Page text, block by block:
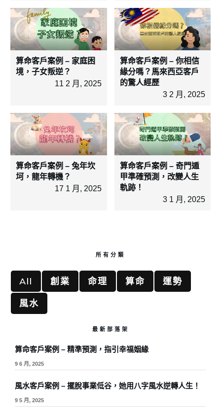
算命客戶案例 – 家庭困
境，子女叛逆？
11 2 月, 2025
算命客戶案例 – 你相信
緣分嗎？馬來西亞客戶
的驚人經歷
3 2 月, 2025
算命客戶案例 – 兔年坎
坷，龍年轉機？
17 1 月, 2025
算命客戶案例 – 奇門遁
甲準確預測，改變人生
軌跡！
3 1 月, 2025
所有分類
All 創業 命理 算命
運勢
風水
最新部落架
算命客戶案例 – 精準預測，指引幸福姻緣
9 6 月, 2025
風水客戶案例 – 擺脫事業低谷，她用八字風水逆轉人生！
9 5 月, 2025